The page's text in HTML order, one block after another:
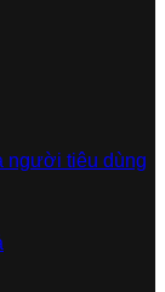
người tiêu dùng